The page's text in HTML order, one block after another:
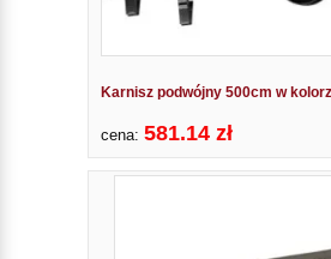
Karnisz podwójny 500cm w
cena: 581.14 zł